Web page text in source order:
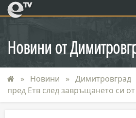
eTV
Новини от
Новини Димитровград
пред Етв след завръщането си